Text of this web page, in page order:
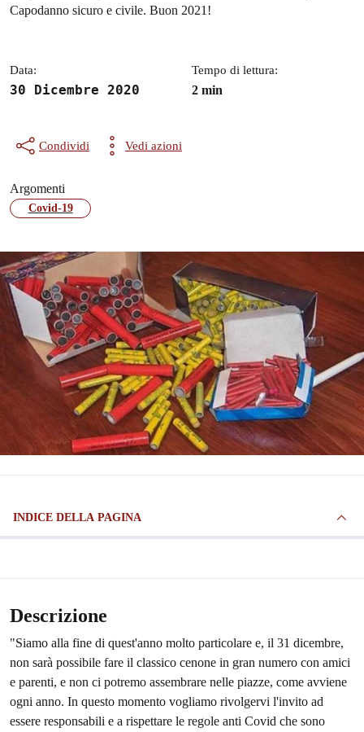
Capodanno sicuro e civile. Buon 2021!
Data:
30 Dicembre 2020
Tempo di lettura:
2 min
Condividi Vedi azioni
Argomenti
Covid-19
INDICE DELLA PAGINA
Descrizione
"Siamo alla fine di quest'anno molto particolare e, il 31 dicembre,
non sarà possibile fare il classico cenone in gran numero con amici
e parenti, e non ci potremo assembrare nelle piazze, come avviene
ogni anno. In questo momento vogliamo rivolgervi l'invito ad
essere responsabili e a rispettare le regole anti Covid che sono